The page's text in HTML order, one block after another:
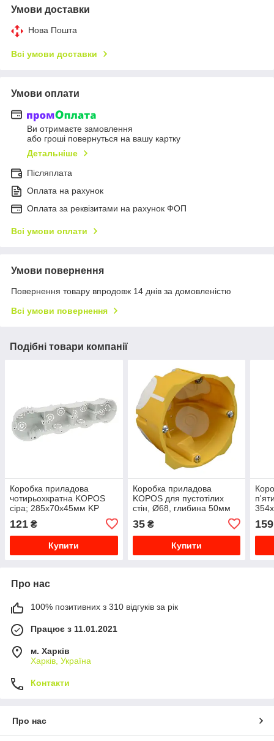
Умови доставки
Нова Пошта
Всі умови доставки
Умови оплати
Ви отримаєте замовлення
або гроші повернуться на вашу картку
Детальніше
Післяплата
Оплата на рахунок
Оплата за реквізитами на рахунок ФОП
Всі умови оплати
Умови повернення
Повернення товару впродовж 14 днів за домовленістю
Всі умови повернення
Подібні товари компанії
Коробка приладова
чотирьохкратна KOPOS
сіра; 285х70х45мм KP
121 ₴
Купити
Коробка приладова
KOPOS для пустотілих
стін, Ø68, глибина 50мм
35₴
Купити
159
Про нас
100% позитивних з 310 відгуків за рік
Працює з 11.01.2021
м. Харків
Харків, Україна
Контакти
Про нас